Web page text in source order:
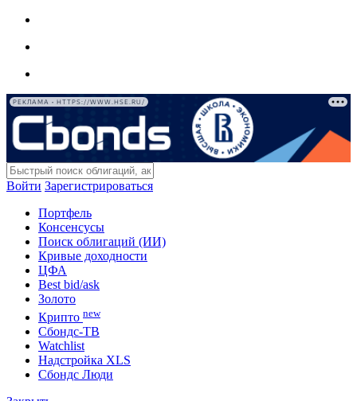
РЕКЛАМА • HTTPS://WWW.HSE.RU/
Войти Зарегистрироваться
Портфель
Консенсусы
Поиск облигаций (ИИ)
Кривые доходности
ЦФА
Best bid/ask
Золото
Крипто new
Сбондс-ТВ
Watchlist
Надстройка XLS
Сбондс Люди